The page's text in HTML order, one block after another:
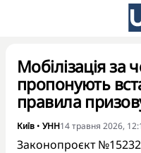
Мобілізація за
пропонують
правила
Київ • УНН14 травня 2026,
Законопроєкт